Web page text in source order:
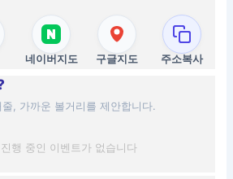
네이버지도 구글지도 주소복사
, 가까운 볼거리를 제안합니다.
행 중인 이벤트가 없습니다